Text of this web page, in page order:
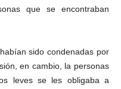
que se encontraban
sido condenadas por
en cambio, la personas
leves se les obligaba a